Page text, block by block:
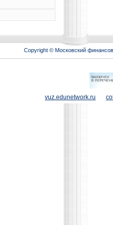
Copyright © Московский
vuz.edunetwork.ru